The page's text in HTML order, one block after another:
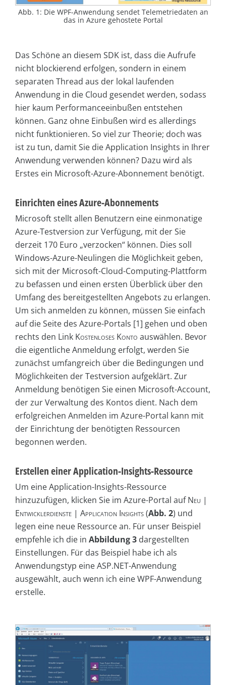
Abb. 1: Die WPF-Anwendung sendet Telemetriedaten an
das in Azure gehostete Portal
Das Schöne an diesem SDK ist, dass die Aufrufe
nicht blockierend erfolgen, sondern in einem
separaten ­Thread aus der lokal laufenden
Anwendung in die Cloud gesendet werden, sodass
hier kaum Performanceeinbußen entstehen
können. Ganz ohne Einbußen wird es allerdings
nicht funktionieren. So viel zur Theorie; doch was
ist zu tun, damit Sie die Application Insights in Ihrer
Anwendung verwenden können? Dazu wird als
Erstes ein Microsoft-Azure-Abonnement benötigt.
Einrichten eines Azure-Abonnements
Microsoft stellt allen Benutzern eine einmonatige
Azure-Testversion zur Verfügung, mit der Sie
derzeit 170 Euro „verzocken“ können. Dies soll
Windows-Azure-Neulingen die Möglichkeit geben,
sich mit der Microsoft-Cloud-Computing-Plattform
zu befassen und einen ersten Überblick über den
Umfang des bereitgestellten Angebots zu erlangen.
Um sich anmelden zu können, müssen Sie einfach
auf die Seite des Azure-Portals [1] gehen und oben
rechts den Link Kostenloses Konto auswählen. Bevor
die eigentliche Anmeldung erfolgt, werden Sie
zunächst umfangreich über die Bedingungen und
Möglichkeiten der Testversion aufgeklärt. Zur
Anmeldung benötigen Sie einen Microsoft-Account,
der zur Verwaltung des Kontos dient. Nach dem
erfolgreichen Anmelden im Azure-Portal kann mit
der Einrichtung der benötigten Ressourcen
begonnen werden.
Erstellen einer Application-Insights-Ressource
Um eine Application-Insights-Ressource
hinzuzufügen, klicken Sie im Azure-Portal aufNeu |
Entwicklerdienste | Application Insights(Abb. 2) und
legen eine neue Ressource an. Für unser Beispiel
empfehle ich die in Abbildung 3 dargestellten
Einstellungen. Für das Beispiel habe ich als
Anwendungstyp eine ASP.NET-Anwendung
ausgewählt, auch wenn ich eine WPF-Anwendung
erstelle.